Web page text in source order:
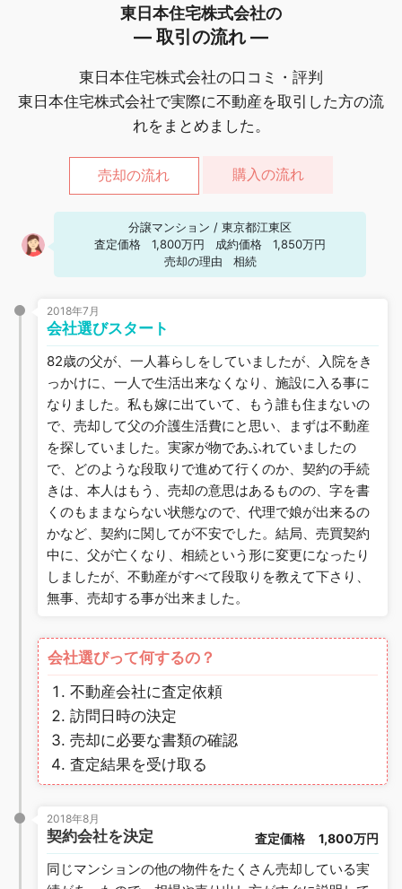
東日本住宅株式会社の
― 取引の流れ ―
東日本住宅株式会社の口コミ・評判
東日本住宅株式会社で実際に不動産を取引した方の流
れをまとめました。
売却の流れ 購入の流れ
分譲マンション / 東京都江東区
査定価格
1,800万円 成約価格
1,850万円
売却の理由
相続
2018年7月
会社選びスタート
82歳の父が、一人暮らしをしていましたが、入院をき
っかけに、一人で生活出来なくなり、施設に入る事に
なりました。私も嫁に出ていて、もう誰も住まないの
で、売却して父の介護生活費にと思い、まずは不動産
を探していました。実家が物であふれていましたの
で、どのような段取りで進めて行くのか、契約の手続
きは、本人はもう、売却の意思はあるものの、字を書
くのもままならない状態なので、代理で娘が出来るの
かなど、契約に関してが不安でした。結局、売買契約
中に、父が亡くなり、相続という形に変更になったり
しましたが、不動産がすべて段取りを教えて下さり、
無事、売却する事が出来ました。
会社選びって何するの？
不動産会社に査定依頼
訪問日時の決定
売却に必要な書類の確認
査定結果を受け取る
2018年8月
契約会社を決定 査定価格 1,800万円
同じマンションの他の物件をたくさん売却している実